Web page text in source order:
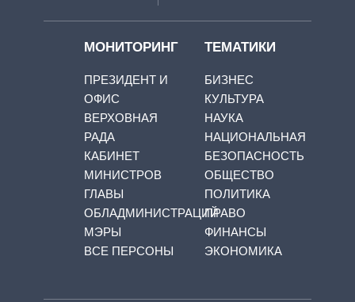
МОНИТОРИНГ
ПРЕЗИДЕНТ И
ОФИС
ВЕРХОВНАЯ
РАДА
КАБИНЕТ
МИНИСТРОВ
ГЛАВЫ
ОБЛАДМИНИСТРАЦИЙ
МЭРЫ
ВСЕ ПЕРСОНЫ
ТЕМАТИКИ
БИЗНЕС
КУЛЬТУРА
НАУКА
НАЦИОНАЛЬНАЯ
БЕЗОПАСНОСТЬ
ОБЩЕСТВО
ПОЛИТИКА
ПРАВО
ФИНАНСЫ
ЭКОНОМИКА